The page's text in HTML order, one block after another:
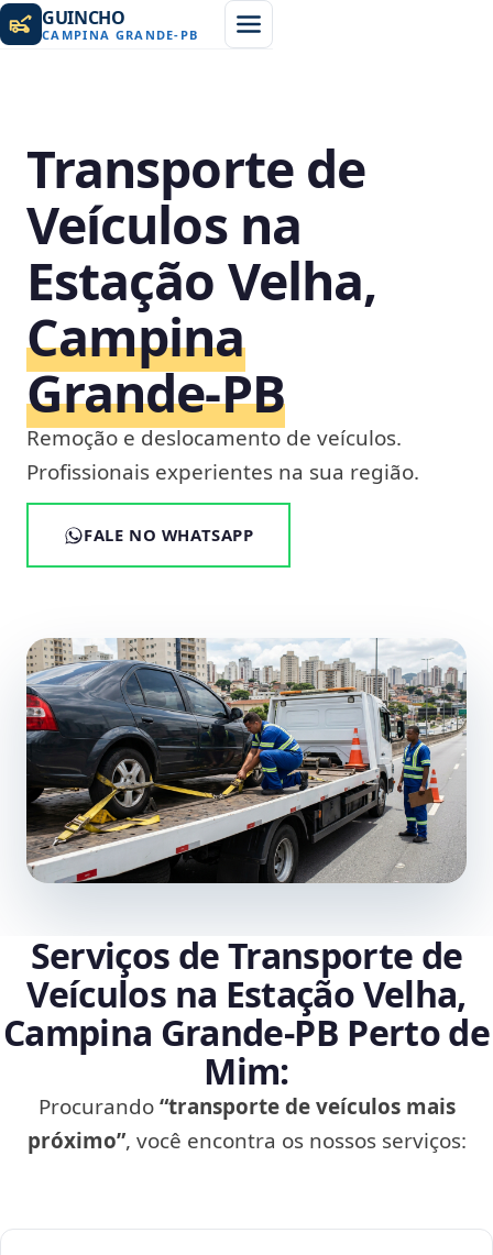
GUINCHO
CAMPINA GRANDE- PB
Transporte de
Veículos na
Estação Velha,
Campina
Grande‑PB
Remoção e deslocamento de veículos.
Profissionais experientes na sua região.
FALE NO WHATSAPP
Serviços de Transporte de
Veículos na Estação Velha,
Campina Grande‑PB Perto de
Mim:
Procurando“transporte de veículos mais
próximo”, você encontra os nossos serviços: